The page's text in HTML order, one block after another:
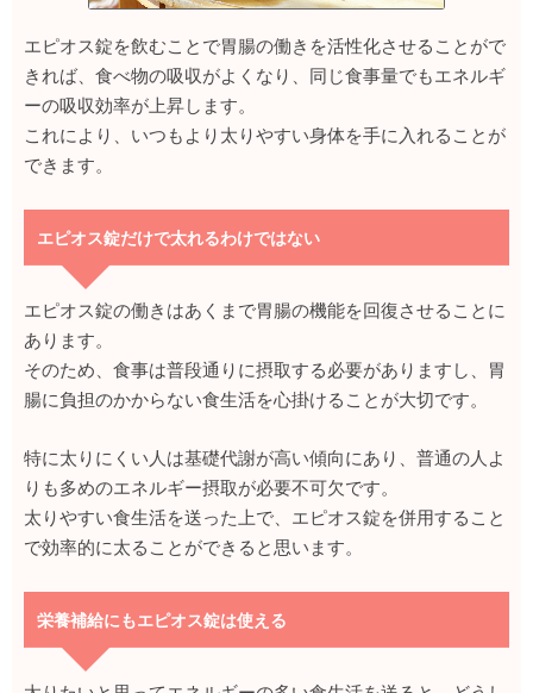
エピオス錠を飲むことで胃腸の働きを活性化させることがで
きれば、食べ物の吸収がよくなり、同じ食事量でもエネルギ
ーの吸収効率が上昇します。
これにより、いつもより太りやすい身体を手に入れることが
できます。
エピオス錠だけで太れるわけではない
エピオス錠の働きはあくまで胃腸の機能を回復させることに
あります。
そのため、食事は普段通りに摂取する必要がありますし、胃
腸に負担のかからない食生活を心掛けることが大切です。
特に太りにくい人は基礎代謝が高い傾向にあり、普通の人よ
りも多めのエネルギー摂取が必要不可欠です。
太りやすい食生活を送った上で、エピオス錠を併用すること
で効率的に太ることができると思います。
栄養補給にもエピオス錠は使える